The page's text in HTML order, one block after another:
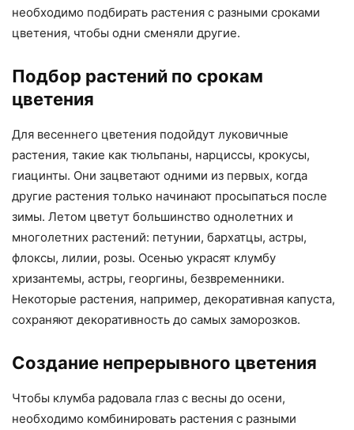
необходимо подбирать растения с разными сроками
цветения, чтобы одни сменяли другие.
Подбор растений по срокам
цветения
Для весеннего цветения подойдут луковичные
растения, такие как тюльпаны, нарциссы, крокусы,
гиацинты. Они зацветают одними из первых, когда
другие растения только начинают просыпаться после
зимы. Летом цветут большинство однолетних и
многолетних растений: петунии, бархатцы, астры,
флоксы, лилии, розы. Осенью украсят клумбу
хризантемы, астры, георгины, безвременники.
Некоторые растения, например, декоративная капуста,
сохраняют декоративность до самых заморозков.
Создание непрерывного цветения
Чтобы клумба радовала глаз с весны до осени,
необходимо комбинировать растения с разными